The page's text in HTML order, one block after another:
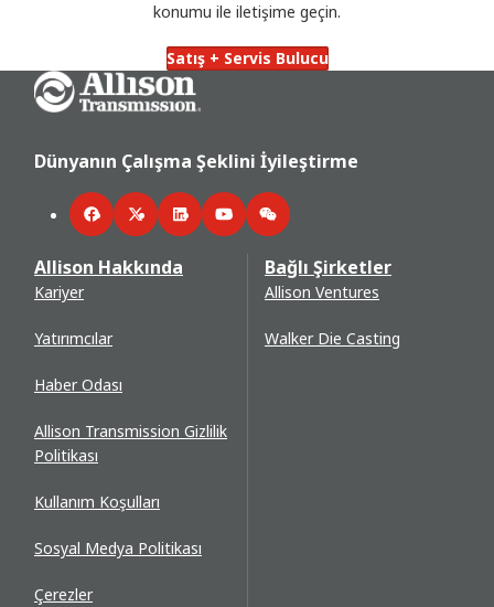
konumu ile iletişime geçin.
Satış + Servis Bulucu
Go Home
Dünyanın Çalışma Şeklini İyileştirme
FacebookTwitterLinkedInYouTubeWeChat
Allison Hakkında
Kariyer
Yatırımcılar
Haber Odası
Allison Transmission Gizlilik
Politikası
Kullanım Koşulları
Sosyal Medya Politikası
Çerezler
Bağlı Şirketler
Allison Ventures
Walker Die Casting